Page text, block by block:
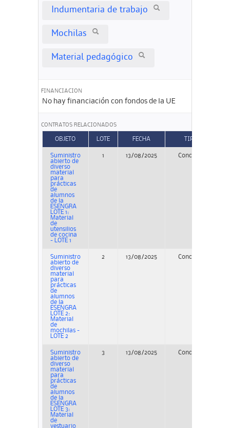
Indumentaria de trabajo
Mochilas
Material pedagógico
FINANCIACION
No hay financiación con fondos de la UE
CONTRATOS RELACIONADOS
OBJETO LOTE FECHA TIPO
Suministro
abierto de
diverso
material
para
prácticas
de
alumnos
de la
ESENGRA
LOTE 1:
Material
de
utensilios
de cocina
- LOTE 1
1 13/08/2025 Concurso
Suministro
abierto de
diverso
material
para
prácticas
de
alumnos
de la
ESENGRA
LOTE 2:
Material
de
mochilas -
LOTE 2
2 13/08/2025 Concurso
Suministro
abierto de
diverso
material
para
prácticas
de
alumnos
de la
ESENGRA
LOTE 3:
Material
de
vestuario
3 13/08/2025 Concurso